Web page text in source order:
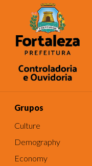
Grupos
Culture
Demography
Economy